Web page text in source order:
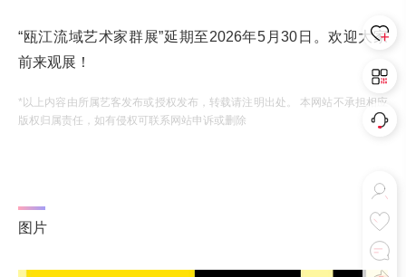
“瓯江流域艺术家群展”延期至2026年5月30日。欢迎大家
前来观展！
*以上内容由所属艺客发布或授权发布，转载请注明出处。 本网站不承担相应
版权归属责任，如有侵权可联系网站申诉或删除
图片